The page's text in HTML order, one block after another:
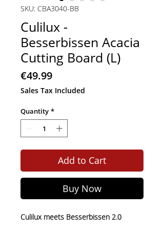
SKU: CBA3040-BB
Culilux -
Besserbissen Acacia
Cutting Board (L)
€49.99Price
Sales Tax Included
Quantity *
Add to Cart
Buy Now
Culilux meets Besserbissen 2.0